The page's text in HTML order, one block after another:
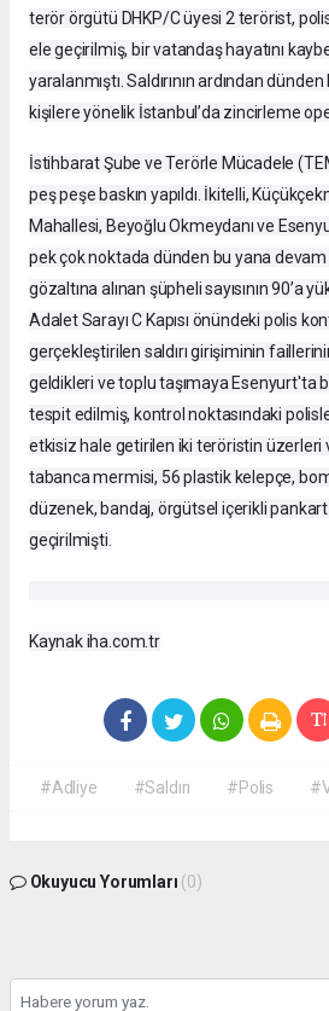
terör örgütü DHKP/C üyesi 2 terörist,
ele geçirilmiş, bir vatandaş hayatını
yaralanmıştı. Saldırının ardından
kişilere yönelik İstanbul’da zincirleme
İstihbarat Şube ve Terörle Mücadele
peş peşe baskın yapıldı. İkitelli,
Mahallesi, Beyoğlu Okmeydanı ve
pek çok noktada dünden bu yana
gözaltına alınan şüpheli sayısının 90’a
Adalet Sarayı C Kapısı önündeki polis
gerçekleştirilen saldırı girişiminin
geldikleri ve toplu taşımaya Esenyurt'ta
tespit edilmiş, kontrol noktasındaki
etkisiz hale getirilen iki teröristin üzerleri
tabanca mermisi, 56 plastik kelepçe,
düzenek, bandaj, örgütsel içerikli pankart
geçirilmişti.
Kaynak iha.com.tr
#Adliye #Saldırı #Polis
Okuyucu Yorumları (0)